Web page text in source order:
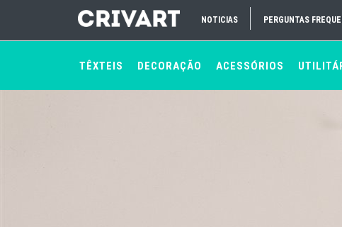
NOTICIAS PERGUNTAS
TÊXTEIS DECORAÇÃO ACESSÓRIOS